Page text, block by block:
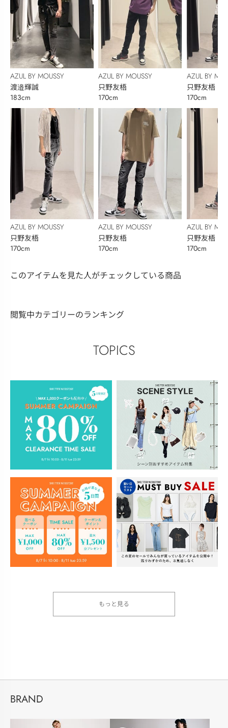
AZUL BY MOUSSY
渡邉輝誠
183cm
AZUL BY MOUSSY
只野友梧
170cm
AZUL BY MOUSSY
只野友梧
170cm
AZUL BY MOUSSY
只野友梧
170cm
AZUL BY
只野友梧
170cm
AZUL BY
只野友梧
170cm
このアイテムを見た人がチェックしている商品
閲覧中カテゴリーのランキング
TOPICS
もっと見る
BRAND